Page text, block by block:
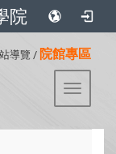
院
導覽 / 院館專區
Toggle